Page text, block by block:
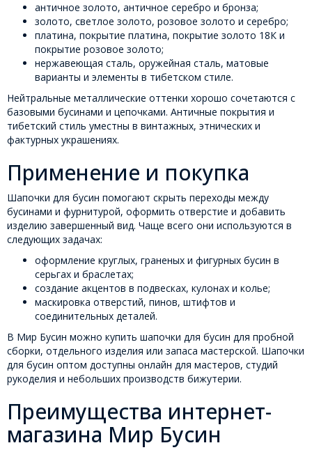
античное золото, античное серебро и бронза;
золото, светлое золото, розовое золото и серебро;
платина, покрытие платина, покрытие золото 18К и
покрытие розовое золото;
нержавеющая сталь, оружейная сталь, матовые
варианты и элементы в тибетском стиле.
Нейтральные металлические оттенки хорошо сочетаются с
базовыми бусинами и цепочками. Античные покрытия и
тибетский стиль уместны в винтажных, этнических и
фактурных украшениях.
Применение и покупка
Шапочки для бусин помогают скрыть переходы между
бусинами и фурнитурой, оформить отверстие и добавить
изделию завершенный вид. Чаще всего они используются в
следующих задачах:
оформление круглых, граненых и фигурных бусин в
серьгах и браслетах;
создание акцентов в подвесках, кулонах и колье;
маскировка отверстий, пинов, штифтов и
соединительных деталей.
В Мир Бусин можно купить шапочки для бусин для пробной
сборки, отдельного изделия или запаса мастерской. Шапочки
для бусин оптом доступны онлайн для мастеров, студий
рукоделия и небольших производств бижутерии.
Преимущества интернет-
магазина Мир Бусин